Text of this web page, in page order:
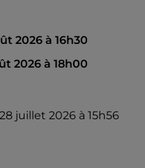
2026 à 16h30
2026 à 18h00
juillet 2026 à 15h56